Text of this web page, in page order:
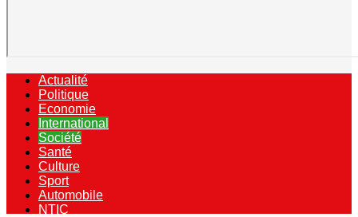
Actualité
Politique
Economie
International
Société
Santé
Culture
Sport
Automobile
NTIC